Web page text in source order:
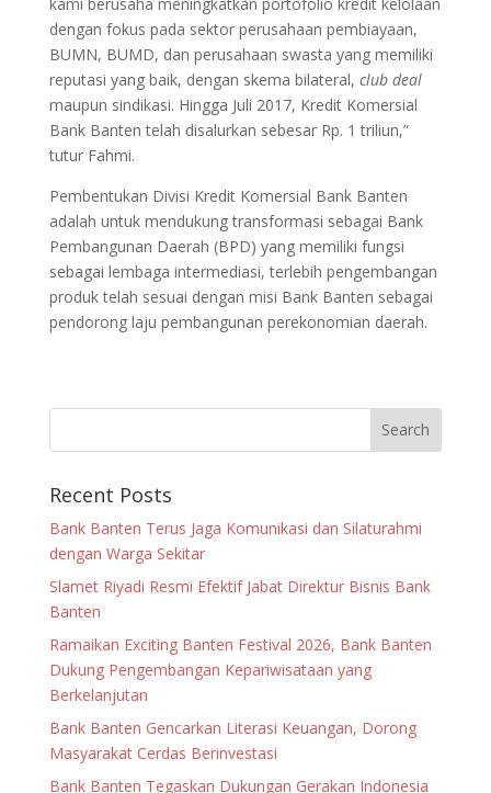
dengan fokus pada sektor perusahaan pembiayaan,
BUMN, BUMD, dan perusahaan swasta yang memiliki
reputasi yang baik, dengan skema bilateral, club deal
maupun sindikasi. Hingga Juli 2017, Kredit Komersial
Bank Banten telah disalurkan sebesar Rp. 1 triliun,”
tutur Fahmi.
Pembentukan Divisi Kredit Komersial Bank Banten
adalah untuk mendukung transformasi sebagai Bank
Pembangunan Daerah (BPD) yang memiliki fungsi
sebagai lembaga intermediasi, terlebih pengembangan
produk telah sesuai dengan misi Bank Banten sebagai
pendorong laju pembangunan perekonomian daerah.
Recent Posts
Bank Banten Terus Jaga Komunikasi dan Silaturahmi
dengan Warga Sekitar
Slamet Riyadi Resmi Efektif Jabat Direktur Bisnis Bank
Banten
Ramaikan Exciting Banten Festival 2026, Bank Banten
Dukung Pengembangan Kepariwisataan yang
Berkelanjutan
Bank Banten Gencarkan Literasi Keuangan, Dorong
Masyarakat Cerdas Berinvestasi
Bank Banten Tegaskan Dukungan Gerakan Indonesia